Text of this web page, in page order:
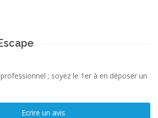
; soyez le 1er à en déposer un
Ecrire un avis